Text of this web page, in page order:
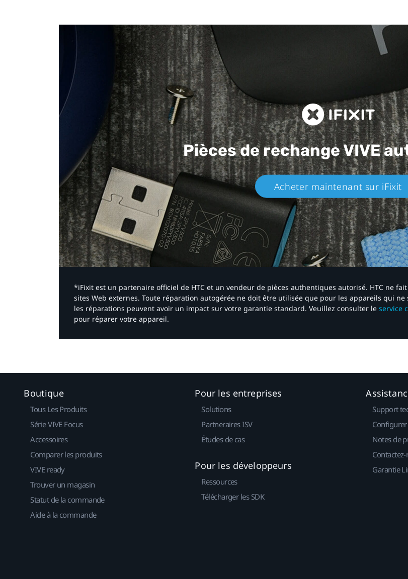
Pièces de rechangeVIVE
Acheter maintenant sur iFixit​
*iFixit est un partenaire officiel de HTC et un vendeur de pièces authentiques autorisé. HTC ne
sites Web externes. Toute réparation autogérée ne doit être utilisée que pour les appareils qui
les réparations peuvent avoir un impact sur votre garantie standard. Veuillez consulter le service
pour réparer votre appareil.​
Boutique
Tous Les Produits
Série VIVE Focus
Accessoires
Comparer les produits
VIVE ready
Trouver un magasin
Statut de la commande
Aide à la commande
Pour les entreprises
Solutions
Partneraires ISV
Études de cas
Pour les développeurs
Ressources
Télécharger les SDK
Support
Notes de
Garantie